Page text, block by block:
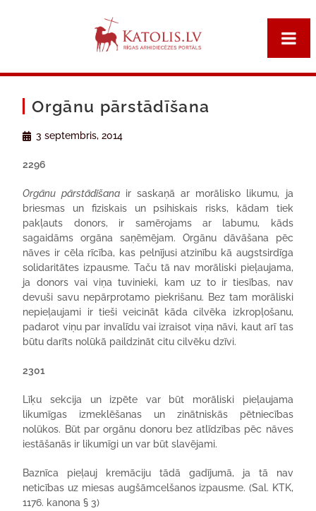
Orgānu pārstādīšana
3 septembris, 2014
2296
Orgānu pārstādīšanair saskaņā ar morālisko likumu, ja
briesmas un fiziskais un psihiskais risks, kādam tiek
pakļauts donors, ir samērojams ar labumu, kāds
sagaidāms orgāna saņēmējam. Orgānu dāvāšana pēc
nāves ir cēla rīcība, kas pelnījusi atzinību kā augstsirdīga
solidaritātes izpausme. Taču tā nav morāliski pieļaujama,
ja donors vai viņa tuvinieki, kam uz to ir tiesības, nav
devuši savu nepārprotamo piekrišanu. Bez tam morāliski
nepieļaujami ir tieši veicināt kāda cilvēka izkropļošanu,
padarot viņu par invalīdu vai izraisot viņa nāvi, kaut arī tas
būtu darīts nolūkā paildzināt citu cilvēku dzīvi.
2301
Līķu sekcija un izpēte var būt morāliski pieļaujama
likumīgas izmeklēšanas un zinātniskās pētniecības
nolūkos. Būt par orgānu donoru bez atlīdzības pēc nāves
iestāšanās ir likumīgi un var būt slavējami.
Baznīca pieļauj kremāciju tādā gadījumā, ja tā nav
neticības uz miesas augšāmcelšanos izpausme. (Sal. KTK,
1176. kanona § 3)